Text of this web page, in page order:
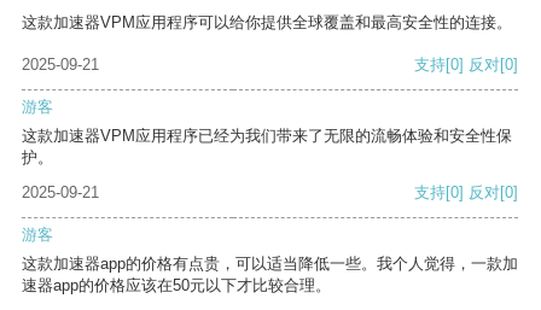
这款加速器VPM应用程序可以给你提供全球覆盖和最高安全性的连接。
2025-09-21 支持[0] 反对[0]
游客
这款加速器VPM应用程序已经为我们带来了无限的流畅体验和安全性保
护。
2025-09-21
支持[0] 反对[0]
游客
这款加速器app的价格有点贵，可以适当降低一些。我个人觉得，一款加
速器app的价格应该在50元以下才比较合理。